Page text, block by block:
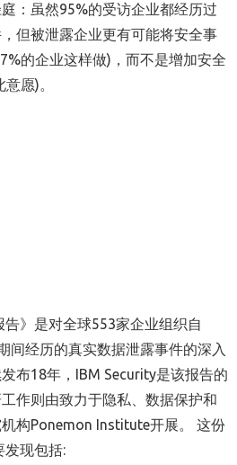
：虽然95%的受访企业都经历过
但被泄露企业更有可能将安全事
的企业这样做)，而不是增加安全
愿)。
》是对全球553家企业组织自
间经历的真实数据泄露事件的深入
布18年，IBM Security是该报告的
作则由致力于隐私、数据保护和
构Ponemon Institute开展。 这份
发现包括: